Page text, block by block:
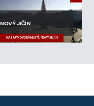
NOVÝ JIČÍN
MASARYKOVO NÁMĚSTÍ, NOVÝ JIČÍN